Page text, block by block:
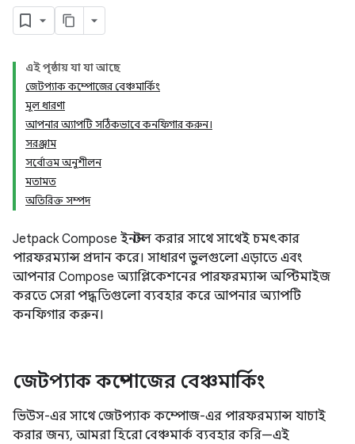
এই পৃষ্ঠায় যা যা আছে
জেটপ্যাক কম্পোজের বেঞ্চমার্কিং
মূল ধারণা
আপনার অ্যাপটি সঠিকভাবে কনফিগার করুন।
সরঞ্জাম
সর্বোত্তম অনুশীলন
মতামত
অতিরিক্ত সম্পদ
Jetpack Compose ইনস্টল করার সাথে সাথেই চমৎকার
পারফরম্যান্স প্রদান করে। সাধারণ ভুলগুলো এড়াতে এবং
আপনার Compose অ্যাপ্লিকেশনের পারফরম্যান্স অপ্টিমাইজ
করতে সেরা পদ্ধতিগুলো ব্যবহার করে আপনার অ্যাপটি
কনফিগার করুন।
জেটপ্যাক কম্পোজের বেঞ্চমার্কিং
ভিউস-এর সাথে জেটপ্যাক কম্পোজ-এর পারফরম্যান্স যাচাই
করার জন্য, আমরা হিরো বেঞ্চমার্ক ব্যবহার করি—এই